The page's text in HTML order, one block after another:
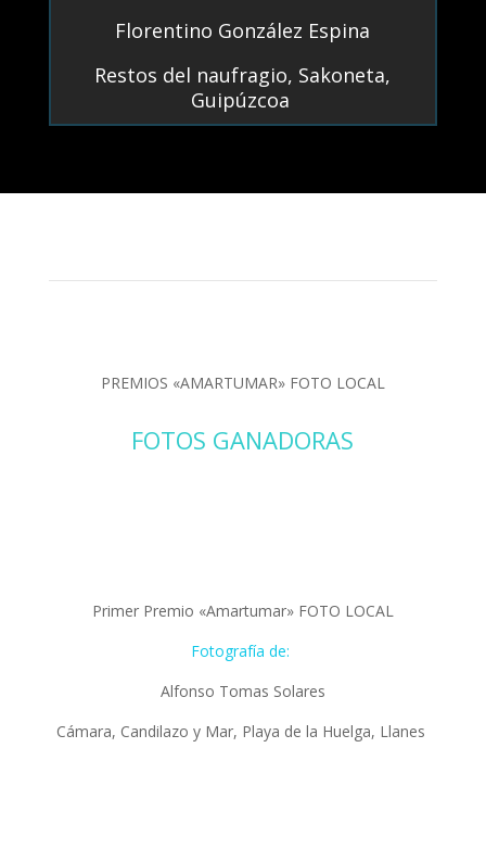
Florentino González Espina
Restos del naufragio, Sakoneta,
Guipúzcoa
PREMIOS «AMARTUMAR» FOTO LOCAL
FOTOS GANADORAS
Primer Premio «Amartumar» FOTO LOCAL
Fotografía de:
Alfonso Tomas Solares
Cámara, Candilazo y Mar, Playa de la Huelga, Llanes